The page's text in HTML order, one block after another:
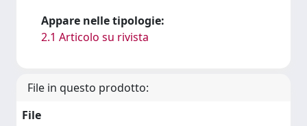
Appare nelle tipologie:
2.1 Articolo su rivista
File in questo prodotto:
File